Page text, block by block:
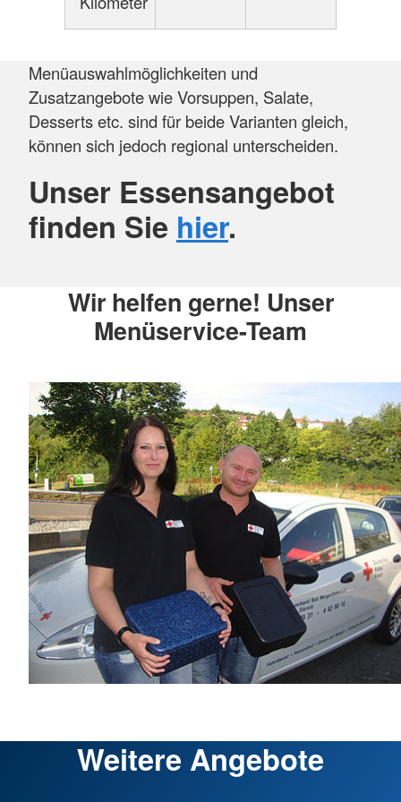
Menüauswahlmöglichkeiten und
Zusatzangebote wie Vorsuppen, Salate,
Desserts etc. sind für beide Varianten gleich,
können sich jedoch regional unterscheiden.
Unser Essensangebot
finden Sie hier.
Wir helfen gerne! Unser
Menüservice-Team
Weitere Angebote